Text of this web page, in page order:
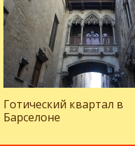
Готический квартал в
Барселоне